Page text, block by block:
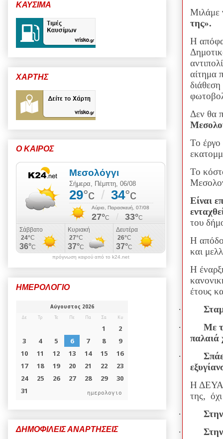
Μιλάμε
της».
Η
αίτημα
Δεν θα
Το έργο
Το
Είναι
του
Η
και
Η
έτους
·
·
Με
παλαιά
·
Η ΔΕΥΑΜ
της,
·
·
ΚΑΥΣΙΜΑ
ΧΑΡΤΗΣ
Ο ΚΑΙΡΟΣ
πρόγνωση καιρού από το k24.net
ΗΜΕΡΟΛΟΓΙΟ
ημερολογιο
ΔΗΜΟΦΙΛΕΙΣ ΑΝΑΡΤΗΣΕΙΣ